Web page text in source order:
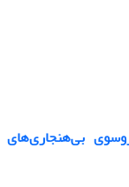
بی‌هنجاری‌های